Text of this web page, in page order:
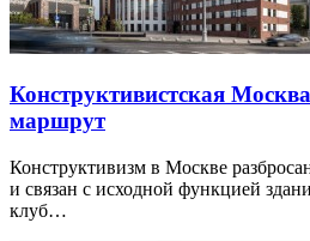
Конструктивистская
маршрут
Конструктивизм в Москве
и связан с исходной функцией
клуб…